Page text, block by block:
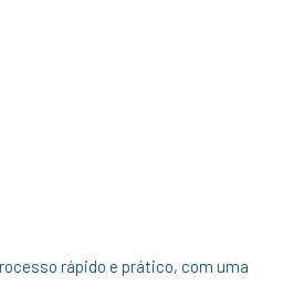
rápido e prático, com uma